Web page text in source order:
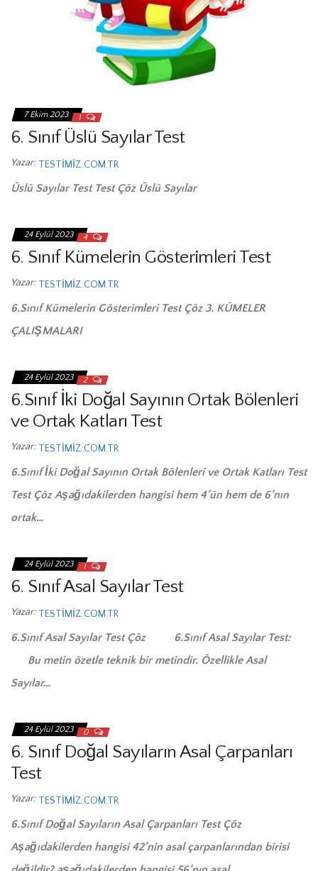
7 Ekim 2023 1
6. Sınıf Üslü Sayılar Test
Yazar: TESTIMIZ.COM.TR
Üslü Sayılar Test Test Çöz Üslü Sayılar
24 Eylül 2023 4
6. Sınıf Kümelerin Gösterimleri Test
Yazar: TESTIMIZ.COM.TR
6.Sınıf Kümelerin Gösterimleri Test Çöz 3. KÜMELER
ÇALIŞMALARI
24 Eylül 2023 2
6.Sınıf İki Doğal Sayının Ortak Bölenleri
ve Ortak Katları Test
Yazar: TESTIMIZ.COM.TR
6.Sınıf İki Doğal Sayının Ortak Bölenleri ve Ortak Katları Test
Test Çöz Aşağıdakilerden hangisi hem 4’ün hem de 6’nın
ortak…
24 Eylül 2023 1
6. Sınıf Asal Sayılar Test
Yazar: TESTIMIZ.COM.TR
6.Sınıf Asal Sayılar Test Çöz 6.Sınıf Asal Sayılar Test:
Bu metin özetle teknik bir metindir. Özellikle Asal
Sayılar…
24 Eylül 2023 0
6. Sınıf Doğal Sayıların Asal Çarpanları
Test
Yazar: TESTIMIZ.COM.TR
6.Sınıf Doğal Sayıların Asal Çarpanları Test Çöz
Aşağıdakilerden hangisi 42’nin asal çarpanlarından birisi